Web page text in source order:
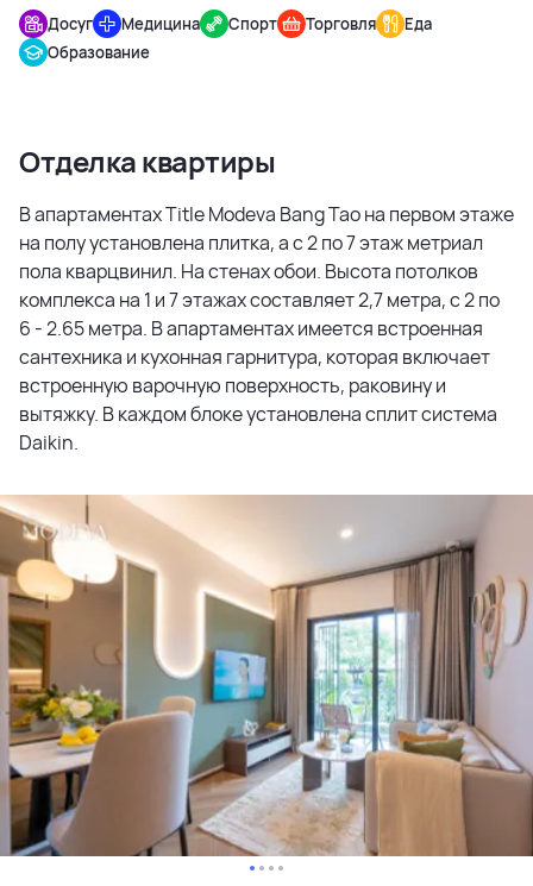
Досуг Медицина Спорт Торговля
Еда
Образование
Отделка квартиры
В апартаментах Title Modeva Bang Tao на первом этаже
на полу установлена плитка, а с 2 по 7 этаж метриал
пола кварцвинил. На стенах обои. Высота потолков
комплекса на 1 и 7 этажах составляет 2,7 метра, с 2 по
6 - 2.65 метра. В апартаментах имеется встроенная
сантехника и кухонная гарнитура, которая включает
встроенную варочную поверхность, раковину и
вытяжку. В каждом блоке установлена сплит система
Daikin.